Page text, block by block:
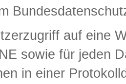
auf eine
sowie für jeden
in einer